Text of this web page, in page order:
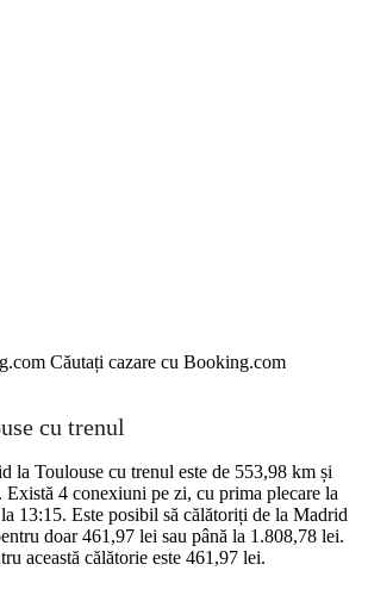
Căutați cazare cu Booking.com
cu trenul
la Toulouse cu trenul este de 553,98 km și
Există 4 conexiuni pe zi, cu prima plecare la
13:15. Este posibil să călătoriți de la Madrid
doar 461,97 lei sau până la 1.808,78 lei.
această călătorie este 461,97 lei.